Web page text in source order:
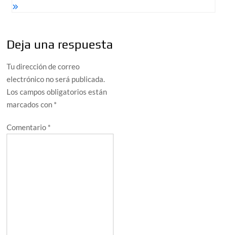
Deja una respuesta
Tu dirección de correo
electrónico no será publicada.
Los campos obligatorios están
marcados con *
Comentario *